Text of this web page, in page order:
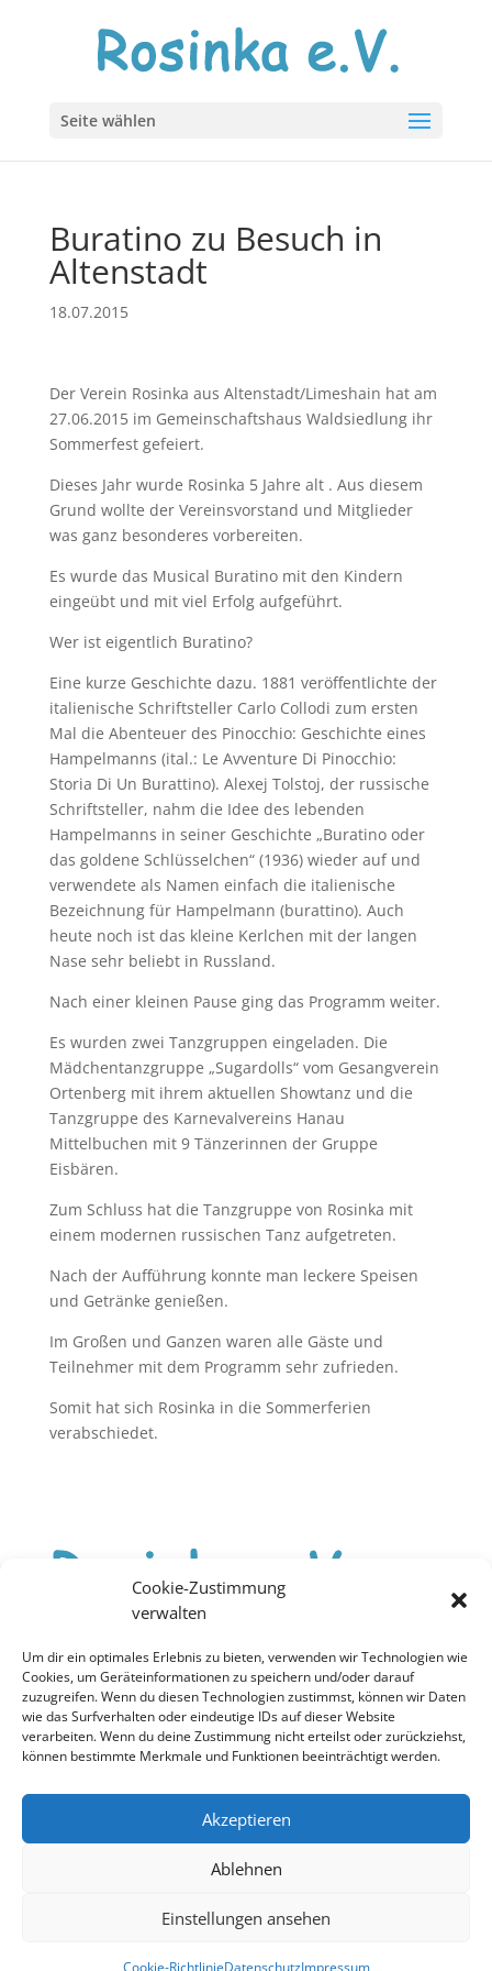
Cookie-Zustimmung
verwalten
Um dir ein optimales Erlebnis zu bieten, verwenden wir Technologien wie
Cookies, um Geräteinformationen zu speichern und/oder darauf
zuzugreifen. Wenn du diesen Technologien zustimmst, können wir Daten
wie das Surfverhalten oder eindeutige IDs auf dieser Website
verarbeiten. Wenn du deine Zustimmung nicht erteilst oder zurückziehst,
können bestimmte Merkmale und Funktionen beeinträchtigt werden.
Akzeptieren
Ablehnen
Einstellungen ansehen
Cookie-RichtlinieDatenschutzImpressum
Seite wählen
Buratino zu Besuch in
Altenstadt
18.07.2015
Der Verein Rosinka aus Altenstadt/Limeshain hat am
27.06.2015 im Gemeinschaftshaus Waldsiedlung ihr
Sommerfest gefeiert.
Dieses Jahr wurde Rosinka 5 Jahre alt . Aus diesem
Grund wollte der Vereinsvorstand und Mitglieder
was ganz besonderes vorbereiten.
Es wurde das Musical Buratino mit den Kindern
eingeübt und mit viel Erfolg aufgeführt.
Wer ist eigentlich Buratino?
Eine kurze Geschichte dazu. 1881 veröffentlichte der
italienische Schriftsteller Carlo Collodi zum ersten
Mal die Abenteuer des Pinocchio: Geschichte eines
Hampelmanns (ital.: Le Avventure Di Pinocchio:
Storia Di Un Burattino). Alexej Tolstoj, der russische
Schriftsteller, nahm die Idee des lebenden
Hampelmanns in seiner Geschichte „Buratino oder
das goldene Schlüsselchen“ (1936) wieder auf und
verwendete als Namen einfach die italienische
Bezeichnung für Hampelmann (burattino). Auch
heute noch ist das kleine Kerlchen mit der langen
Nase sehr beliebt in Russland.
Nach einer kleinen Pause ging das Programm weiter.
Es wurden zwei Tanzgruppen eingeladen. Die
Mädchentanzgruppe „Sugardolls“ vom Gesangverein
Ortenberg mit ihrem aktuellen Showtanz und die
Tanzgruppe des Karnevalvereins Hanau
Mittelbuchen mit 9 Tänzerinnen der Gruppe
Eisbären.
Zum Schluss hat die Tanzgruppe von Rosinka mit
einem modernen russischen Tanz aufgetreten.
Nach der Aufführung konnte man leckere Speisen
und Getränke genießen.
Im Großen und Ganzen waren alle Gäste und
Teilnehmer mit dem Programm sehr zufrieden.
Somit hat sich Rosinka in die Sommerferien
verabschiedet.
Datenschutz
Kontakt